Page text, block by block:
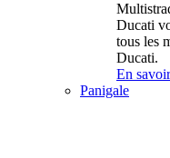
Ducati
tous les
Ducati.
En
Panigale